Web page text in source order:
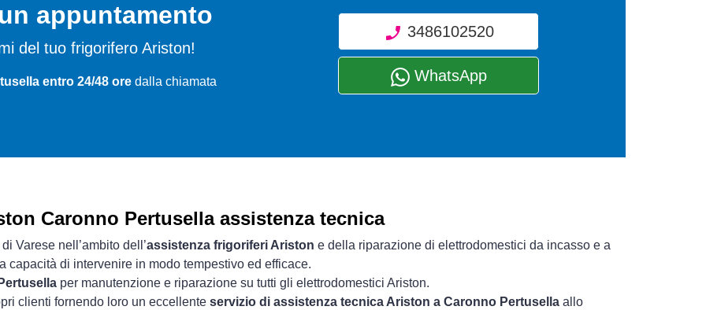
appuntamento
del tuo frigorifero Ariston!
entro 24/48 oredalla chiamata
3486102520
WhatsApp
Caronno Pertusella assistenza tecnica
Varese nell’ambito dell’assistenza frigoriferi Ariston e della riparazione di elettrodomestici da incasso e a
capacità di intervenire in modo tempestivo ed efficace.
per manutenzione e riparazione su tutti gli elettrodomestici Ariston.
clienti fornendo loro un eccellente servizio di assistenza tecnica Ariston a Caronno Pertusella allo